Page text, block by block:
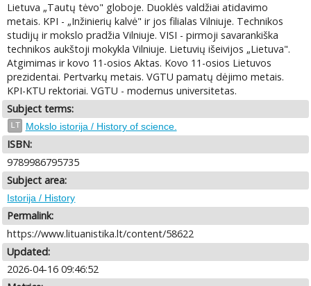
Lietuva „Tautų tėvo" globoje. Duoklės valdžiai atidavimo
metais. KPI - „Inžinierių kalvė" ir jos filialas Vilniuje. Technikos
studijų ir mokslo pradžia Vilniuje. VISI - pirmoji savarankiška
technikos aukštoji mokykla Vilniuje. Lietuvių išeivijos „Lietuva".
Atgimimas ir kovo 11-osios Aktas. Kovo 11-osios Lietuvos
prezidentai. Pertvarkų metais. VGTU pamatų dėjimo metais.
KPI-KTU rektoriai. VGTU - modernus universitetas.
Subject terms:
LT Mokslo istorija / History of science.
ISBN:
9789986795735
Subject area:
Istorija / History
Permalink:
https://www.lituanistika.lt/content/58622
Updated:
2026-04-16 09:46:52